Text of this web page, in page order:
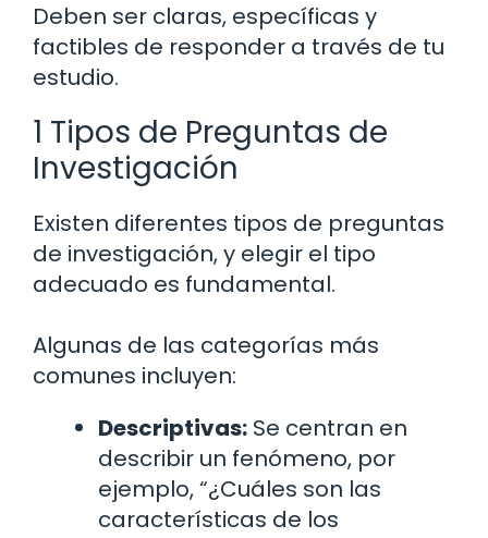
Deben ser claras, específicas y
factibles de responder a través de tu
estudio.
1 Tipos de Preguntas de
Investigación
Existen diferentes tipos de preguntas
de investigación, y elegir el tipo
adecuado es fundamental.
Algunas de las categorías más
comunes incluyen:
Descriptivas: Se centran en
describir un fenómeno, por
ejemplo, “¿Cuáles son las
características de los